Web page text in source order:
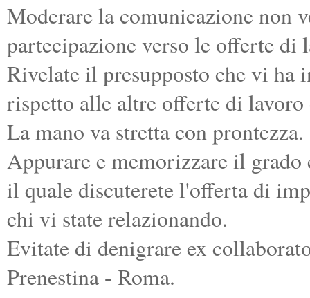
Moderare la comunicazione non
partecipazione verso le offerte di
Rivelate il presupposto che vi ha
rispetto alle altre offerte di
La mano va stretta con prontezza.
Appurare e memorizzare il
il quale discuterete l'offerta di
chi vi state relazionando.
Evitate di denigrare ex
Prenestina - Roma.